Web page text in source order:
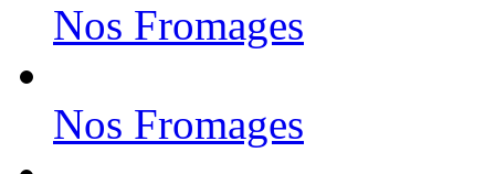
Nos Fromages
Nos Fromages